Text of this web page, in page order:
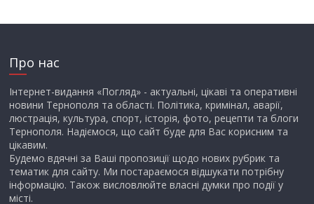
Про нас
Інтернет-видання «Погляд» - актуальні, цікаві та оперативні
новини Тернополя та області. Політика, кримінал, аварії,
люстрація, культура, спорт, історія, фото, рецепти та блоги
Тернополя. Надіємося, що сайт буде для Вас корисним та
цікавим.
Будемо вдячні за Ваші пропозиції щодо нових рубрик та
тематик для сайту. Ми постараємося відшукати потрібну
інформацію. Також висловлюйте власні думки про події у
місті.